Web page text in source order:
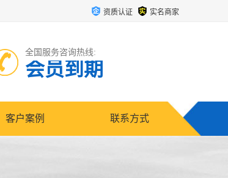
资质认证 实名商家
全国服务咨询热线:
会员到期
客户案例 联系方式